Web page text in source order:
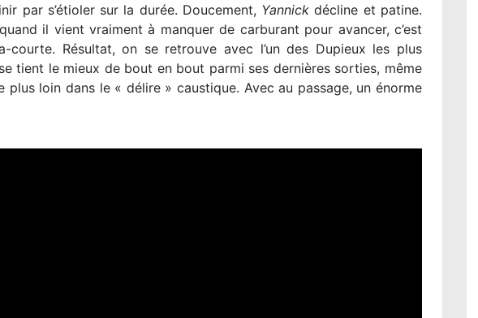
par s’étioler sur la durée. Doucement, Yannick décline et patine.
il vient vraiment à manquer de carburant pour avancer, c’est
courte. Résultat, on se retrouve avec l’un des Dupieux les plus
tient le mieux de bout en bout parmi ses dernières sorties, même
loin dans le « délire » caustique. Avec au passage, un énorme